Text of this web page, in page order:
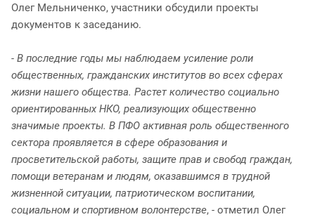
Олег Мельниченко, участники обсудили проекты
документов к заседанию.
- В последние годы мы наблюдаем усиление роли
общественных, гражданских институтов во всех сферах
жизни нашего общества. Растет количество социально
ориентированных НКО, реализующих общественно
значимые проекты. В ПФО активная роль общественного
сектора проявляется в сфере образования и
просветительской работы, защите прав и свобод граждан,
помощи ветеранам и людям, оказавшимся в трудной
жизненной ситуации, патриотическом воспитании,
социальном и спортивном волонтерстве, - отметил Олег